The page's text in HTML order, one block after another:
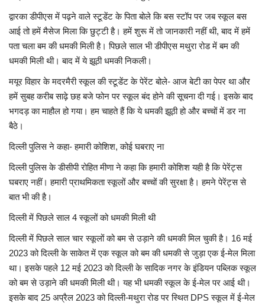
द्वारका डीपीएस में पढ़ने वाले स्टूडेंट के पिता बोले कि बस स्टॉप पर जब स्कूल बस
आई तो हमें मैसेज मिला कि छुट्टी है। हमें शुरू में तो जानकारी नहीं थी, बाद में हमें
पता चला बम की धमकी मिली है। पिछले साल भी डीपीएस मथुरा रोड में बम की
धमकी मिली थी। बाद में ये झूठी धमकी निकली।
मयूर विहार के मदरमैरी स्कूल की स्टूडेंट के पेरेंट बोले- आज बेटी का पेपर था और
हमें सुबह करीब साढ़े छह बजे फोन पर स्कूल बंद होने की सूचना दी गई। इसके बाद
भगदड़ का माहौल हो गया। हम चाहते हैं कि ये धमकी झूठी हो और बच्चों में डर ना
बैठे।
दिल्ली पुलिस ने कहा- हमारी कोशिश, कोई घबराए ना
दिल्ली पुलिस के डीसीपी रोहित मीणा ने कहा कि हमारी कोशिश यही है कि पेरेंट्स
घबराए नहीं। हमारी प्राथमिकता स्कूलों और बच्चों की सुरक्षा है। हमने पेरेंट्स से
बात भी की है।
दिल्ली में पिछले साल 4 स्कूलों को धमकी मिली थी
दिल्ली में पिछले साल चार स्कूलों को बम से उड़ाने की धमकी मिल चुकी है। 16 मई
2023 को दिल्ली के साकेत में एक स्कूल को बम की धमकी से जुड़ा एक ई-मेल मिला
था। इसके पहले 12 मई 2023 को दिल्ली के सादिक नगर के इंडियन पब्लिक स्कूल
को बम से उड़ाने की धमकी मिली थी। यह भी धमकी स्कूल के ई-मेल पर आई थी।
इसके बाद 25 अप्रैल 2023 को दिल्ली-मथुरा रोड पर स्थित DPS स्कूल में ई-मेल